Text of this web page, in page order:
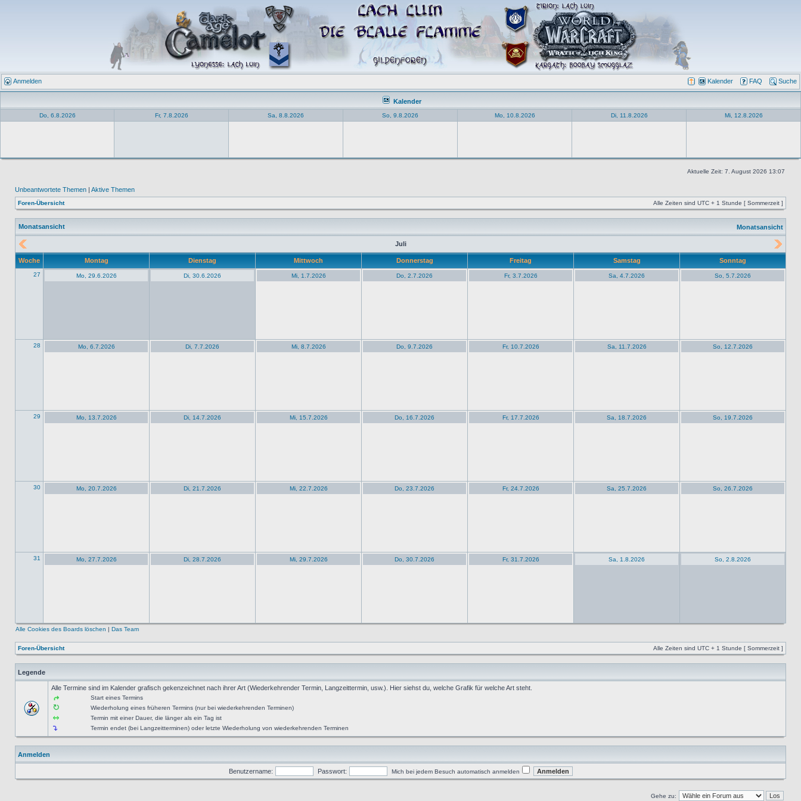
Anmelden Kalender FAQ Suche
Kalender
Do, 6.8.2026 Fr, 7.8.2026 Sa, 8.8.2026 So, 9.8.2026 Mo, 10.8.2026 Di, 11.8.2026 Mi, 12.8.2026
Aktuelle Zeit: 7. August 2026 13:07
Unbeantwortete Themen | Aktive Themen
Foren-Übersicht Alle Zeiten sind UTC + 1 Stunde [ Sommerzeit ]
Monatsansicht Monatsansicht
Juli
Woche Montag Dienstag Mittwoch Donnerstag Freitag Samstag Sonntag
27 Mo, 29.6.2026 Di, 30.6.2026 Mi, 1.7.2026 Do, 2.7.2026 Fr, 3.7.2026 Sa, 4.7.2026 So, 5.7.2026
28 Mo, 6.7.2026 Di, 7.7.2026 Mi, 8.7.2026 Do, 9.7.2026 Fr, 10.7.2026 Sa, 11.7.2026 So, 12.7.2026
29 Mo, 13.7.2026 Di, 14.7.2026 Mi, 15.7.2026 Do, 16.7.2026 Fr, 17.7.2026 Sa, 18.7.2026 So, 19.7.2026
30 Mo, 20.7.2026 Di, 21.7.2026 Mi, 22.7.2026 Do, 23.7.2026 Fr, 24.7.2026 Sa, 25.7.2026 So, 26.7.2026
31 Mo, 27.7.2026 Di, 28.7.2026 Mi, 29.7.2026 Do, 30.7.2026 Fr, 31.7.2026 Sa, 1.8.2026 So, 2.8.2026
Alle Cookies des Boards löschen | Das Team
Foren-Übersicht Alle Zeiten sind UTC + 1 Stunde [ Sommerzeit ]
Legende
Alle Termine sind im Kalender grafisch gekenzeichnet nach ihrer Art (Wiederkehrender Termin, Langzeittermin, usw.). Hier siehst du, welche Grafik für welche Art steht.
Start eines Termins
Wiederholung eines früheren Termins (nur bei wiederkehrenden Terminen)
Termin mit einer Dauer, die länger als ein Tag ist
Termin endet (bei Langzeitterminen) oder letzte Wiederholung von wiederkehrenden Terminen
Anmelden
Benutzername: Passwort: Mich bei jedem Besuch automatisch anmelden
Gehe zu: